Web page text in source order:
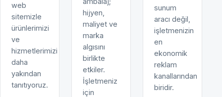
web
sitemizle
ürünlerimizi
ve
hizmetlerimizi
daha
yakından
tanıtıyoruz.
hijyen,
maliyet ve
marka
algısını
birlikte
etkiler.
İşletmeniz
için
sunum
aracı değil,
işletmenizin
en
ekonomik
reklam
kanallarından
biridir.